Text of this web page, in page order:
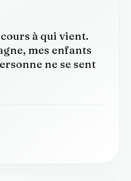
à qui vient.
mes enfants
ne se sent